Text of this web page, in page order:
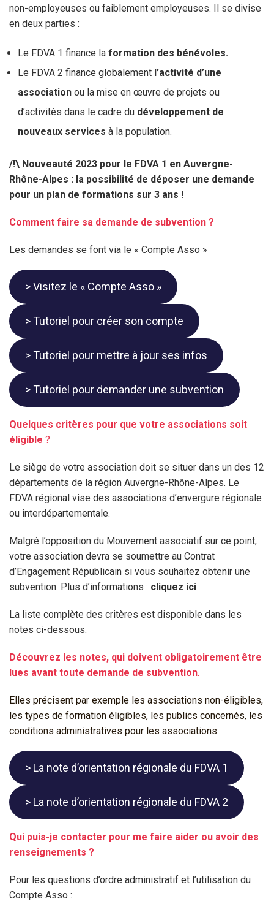
non-employeuses ou faiblement employeuses. Il se divise
en deux parties :
Le FDVA 1 finance la formation des bénévoles.
Le FDVA 2 finance globalement l’activité d’une
association ou la mise en œuvre de projets ou
d’activités dans le cadre du développement de
nouveaux services à la population.
/!\ Nouveauté 2023 pour le FDVA 1 en Auvergne-
Rhône-Alpes : la possibilité de déposer une demande
pour un plan de formations sur 3 ans !
Comment faire sa demande de subvention ?
Les demandes se font via le « Compte Asso »
> Visitez le « Compte Asso »
> Tutoriel pour créer son compte
> Tutoriel pour mettre à jour ses infos
> Tutoriel pour demander une subvention
Quelques critères pour que votre associations soit
éligible ?
Le siège de votre association doit se situer dans un des 12
départements de la région Auvergne-Rhône-Alpes. Le
FDVA régional vise des associations d’envergure régionale
ou interdépartementale.
Malgré l’opposition du Mouvement associatif sur ce point,
votre association devra se soumettre au Contrat
d’Engagement Républicain si vous souhaitez obtenir une
subvention. Plus d’informations : cliquez ici
La liste complète des critères est disponible dans les
notes ci-dessous.
Découvrez les notes, qui doivent obligatoirement être
lues avant toute demande de subvention.
Elles précisent par exemple les associations non-éligibles,
les types de formation éligibles, les publics concernés, les
conditions administratives pour les associations.
> La note d’orientation régionale du FDVA 1
> La note d’orientation régionale du FDVA 2
Qui puis-je contacter pour me faire aider ou avoir des
renseignements ?
Pour les questions d’ordre administratif et l’utilisation du
Compte Asso :